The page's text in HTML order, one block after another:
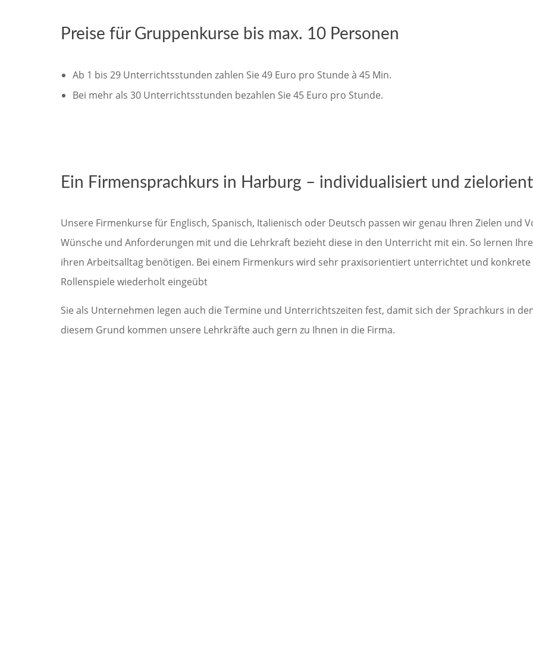
Preise für Gruppenkurse bis max. 10 Personen
Ab 1 bis 29 Unterrichtsstunden zahlen Sie 49 Euro pro Stunde à 45 Min.
Bei mehr als 30 Unterrichtsstunden bezahlen Sie 45 Euro pro Stunde.
Ein Firmensprachkurs in Harburg – individualisiert und
Unsere Firmenkurse für Englisch, Spanisch, Italienisch oder Deutsch passen wir genau Ihren Zielen und
Wünsche und Anforderungen mit und die Lehrkraft bezieht diese in den Unterricht mit ein. So lernen
ihren Arbeitsalltag benötigen. Bei einem Firmenkurs wird sehr praxisorientiert unterrichtet und
Rollenspiele wiederholt eingeübt
Sie als Unternehmen legen auch die Termine und Unterrichtszeiten fest, damit sich der Sprachkurs in
diesem Grund kommen unsere Lehrkräfte auch gern zu Ihnen in die Firma.